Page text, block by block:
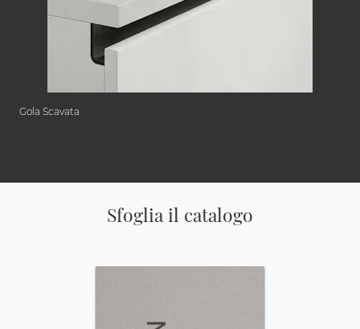
Gola Scavata
Sfoglia il catalogo